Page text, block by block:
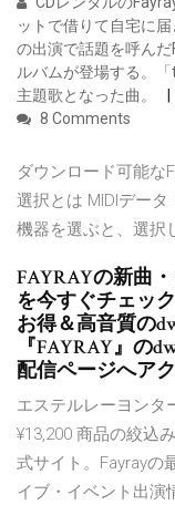
ットで借りて自宅に
の出演で話題を呼ん
ルバムが登場する。
主題歌となった曲。
8 Comments
ダウンロード可能な
選択とは MIDIデー
機器を選ぶと、選択
FAYRAYの新曲
を今すぐチェッ
お得＆高音質の
『FAYRAY』の
配信ページへア
エステルレーヨンタ
¥13,200 商品の絞込
式サイト。Fayrayの
イブ・イベント出演